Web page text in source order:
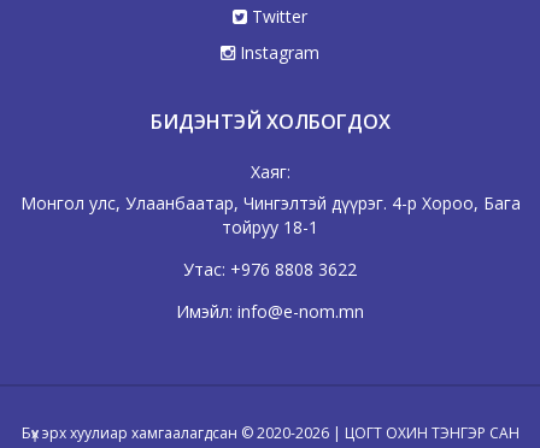
Twitter
Instagram
БИДЭНТЭЙ ХОЛБОГДОХ
Хаяг:
Монгол улс, Улаанбаатар, Чингэлтэй дүүрэг. 4-р Хороо, Бага
тойруу 18-1
Утас: +976 8808 3622
Имэйл: info@e-nom.mn
Бүх эрх хуулиар хамгаалагдсан © 2020-2026 | ЦОГТ ОХИН ТЭНГЭР САН